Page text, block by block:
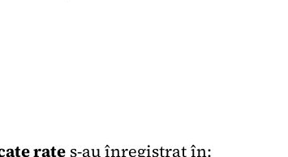
rates-au înregistrat în: